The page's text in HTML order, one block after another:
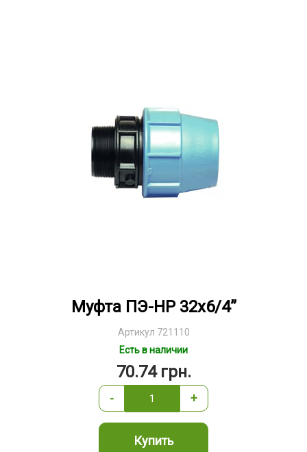
Муфта ПЭ-НР 32x6/4”
Артикул 721110
Есть в наличии
70.74 грн.
- +
Купить